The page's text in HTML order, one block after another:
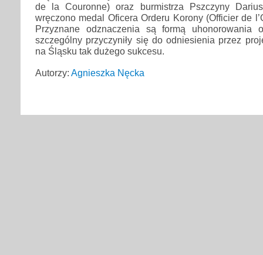
de la Couronne) oraz burmistrza Pszczyny
wręczono medal Oficera Orderu Korony (Officier de
Przyznane odznaczenia są formą uhonorowania
szczególny przyczyniły się do odniesienia przez
na Śląsku tak dużego sukcesu.
Autorzy: Agnieszka Nęcka